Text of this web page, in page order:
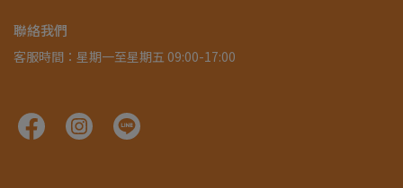
聯絡我們
客服時間：星期一至星期五 09:00-17:00